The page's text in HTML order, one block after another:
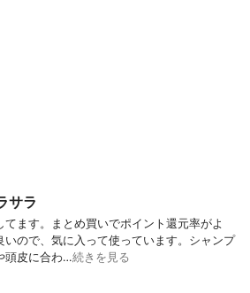
サラ
ます。まとめ買いでポイント還元率がよ
いので、気に入って使っています。シャンプ
頭皮に合わ…続きを見る